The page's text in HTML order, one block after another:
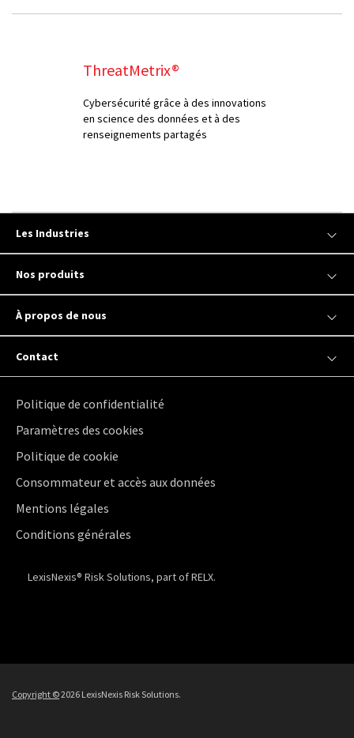
ThreatMetrix®
Cybersécurité grâce à des innovations
en science des données et à des
renseignements partagés
Les Industries
Nos produits
À propos de nous
Contact
Politique de confidentialité
Paramètres des cookies
Politique de cookie
Consommateur et accès aux données
Mentions légales
Conditions générales
LexisNexis® Risk Solutions, part of RELX.
Copyright ©2026 LexisNexis Risk Solutions.